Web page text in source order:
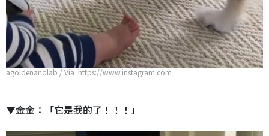
agoldenandlab / Via https://www.instagram.com
▼金金：「它是我的了！！！」